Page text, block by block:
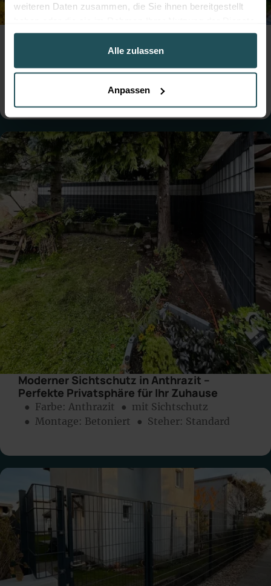
weiteren Daten zusammen, die Sie ihnen bereitgestellt
gesammelt haben.
Alle zulassen
Anpassen
Professioneller Zaunbau für die Hundezone
der Marktgemeinde Leobersdorf mit
robustem Doppelstabmattenzaun
● Farbe:Moosgrün ● Montage:Betoniert
● Steher: Standard
● Tore: Einflügelig
Moderner Sichtschutz in Anthrazit –
Perfekte Privatsphäre für Ihr Zuhause
● Farbe: Anthrazit
● mit Sichtschutz
● Montage: Betoniert ● Steher: Standard